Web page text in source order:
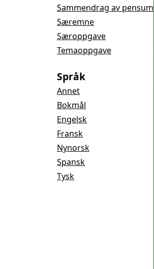
Sammendrag av pensum
Særemne
Særoppgave
Temaoppgave
Språk
Annet
Bokmål
Engelsk
Fransk
Nynorsk
Spansk
Tysk